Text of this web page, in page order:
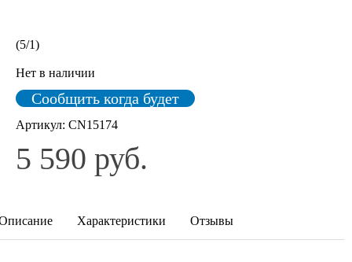
(5/1)
Нет в наличии
Сообщить когда будет
Артикул: CN15174
5 590 руб.
Характеристики Отзывы